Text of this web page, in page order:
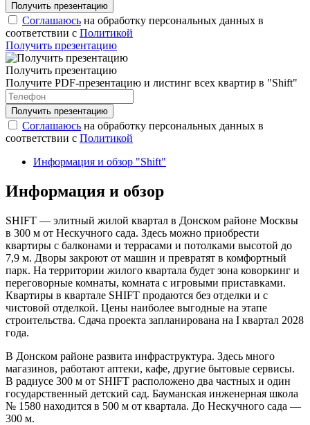
Соглашаюсь на обработку персональных данных в
соответствии с Политикой
Получить презентацию
Получить презентацию
Получите PDF-презентацию и листинг всех квартир в "Shift"
Соглашаюсь на обработку персональных данных в
соответствии с Политикой
Информация и обзор "Shift"
Информация и обзор
SHIFT — элитный жилой квартал в Донском районе Москвы
в 300 м от Нескучного сада. Здесь можно приобрести
квартиры с балконами и террасами и потолками высотой до
7,9 м. Дворы закроют от машин и превратят в комфортный
парк. На территории жилого квартала будет зона коворкинг и
переговорные комнаты, комната с игровыми приставками.
Квартиры в квартале SHIFT продаются без отделки и с
чистовой отделкой. Цены наиболее выгодные на этапе
строительства. Сдача проекта запланирована на I квартал 2028
года.
В Донском районе развита инфраструктура. Здесь много
магазинов, работают аптеки, кафе, другие бытовые сервисы.
В радиусе 300 м от SHIFT расположено два частных и один
государственный детский сад. Бауманская инженерная школа
№ 1580 находится в 500 м от квартала. До Нескучного сада —
300 м.